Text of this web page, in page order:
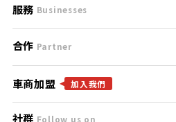
服務條款
免責聲明
隱私權政策
支援中心
聯絡我們
服務 Businesses
什麼是Goo鑑定？
找好車
合作 Partner
合作夥伴
車商加盟 加入我們
社群 Follow us on